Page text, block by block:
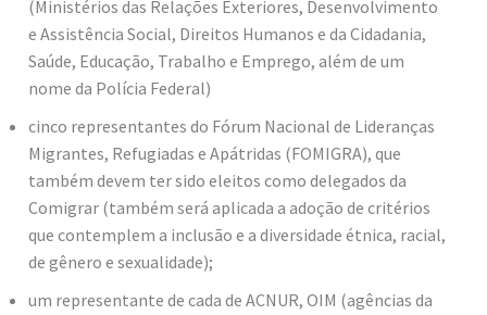
(Ministérios das Relações Exteriores, Desenvolvimento
e Assistência Social, Direitos Humanos e da Cidadania,
Saúde, Educação, Trabalho e Emprego, além de um
nome da Polícia Federal)
cinco representantes do Fórum Nacional de Lideranças
Migrantes, Refugiadas e Apátridas (FOMIGRA), que
também devem ter sido eleitos como delegados da
Comigrar (também será aplicada a adoção de critérios
que contemplem a inclusão e a diversidade étnica, racial,
de gênero e sexualidade);
um representante de cada de ACNUR, OIM (agências da